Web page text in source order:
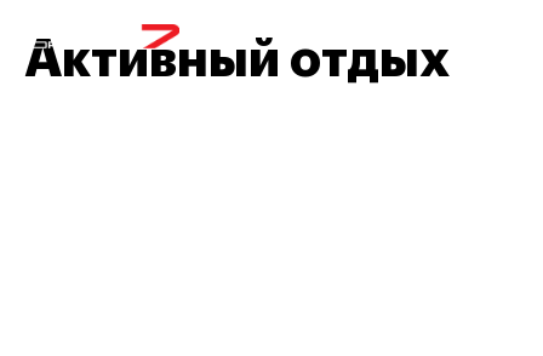
Активный отдых